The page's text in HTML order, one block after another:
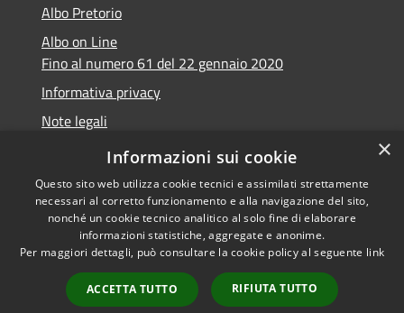
Albo Pretorio
Albo on Line
Fino al numero 61 del 22 gennaio 2020
Informativa privacy
Note legali
Dichiarazione di accessibilità
Accessibilità
Copyright © 2026 • Comune di
Marsciano • Powered by
Municipium•
Accesso
redazione
×
Informazioni sui cookie
Questo sito web utilizza cookie tecnici e assimilati strettamente
necessari al corretto funzionamento e alla navigazione del sito,
nonché un cookie tecnico analitico al solo fine di elaborare
informazioni statistiche, aggregate e anonime.
Per maggiori dettagli, può consultare la cookie policy al seguente link
ACCETTA TUTTO RIFIUTA TUTTO